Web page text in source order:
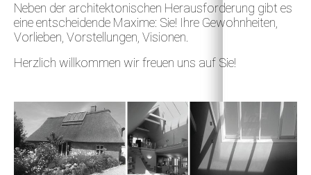
Neben der architektonischen Herausforderung gibt es
eine entscheidende Maxime: Sie! Ihre Gewohnheiten,
Vorlieben, Vorstellungen, Visionen.
Herzlich willkommen wir freuen uns auf Sie!